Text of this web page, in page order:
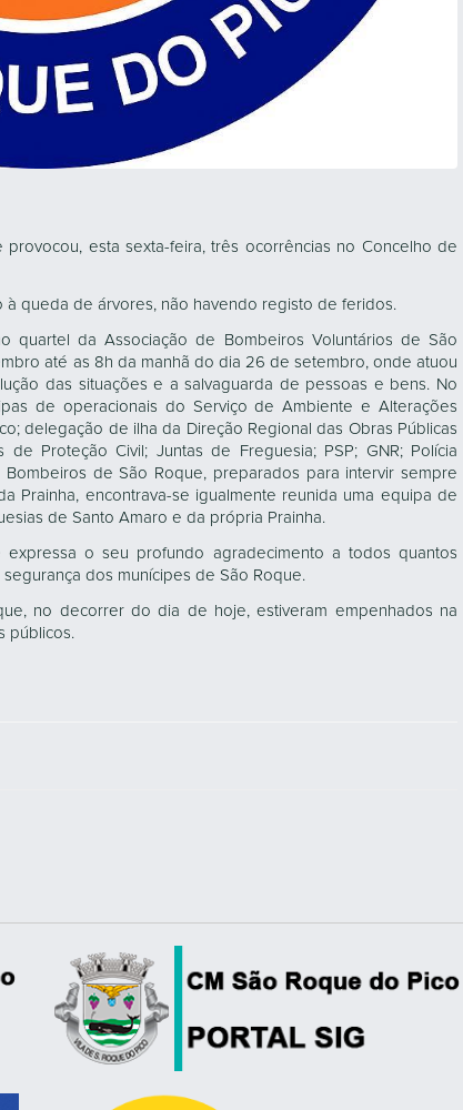
esta sexta-feira, três ocorrências no Concelho de
queda de árvores, não havendo registo de feridos.
quartel da Associação de Bombeiros Voluntários de São
até as 8h da manhã do dia 26 de setembro, onde atuou
das situações e a salvaguarda de pessoas e bens. No
de operacionais do Serviço de Ambiente e Alterações
delegação de ilha da Direção Regional das Obras Públicas
Proteção Civil; Juntas de Freguesia; PSP; GNR; Polícia
de São Roque, preparados para intervir sempre
Prainha, encontrava-se igualmente reunida uma equipa de
de Santo Amaro e da própria Prainha.
expressa o seu profundo agradecimento a todos quantos
dos munícipes de São Roque.
no decorrer do dia de hoje, estiveram empenhados na
públicos.